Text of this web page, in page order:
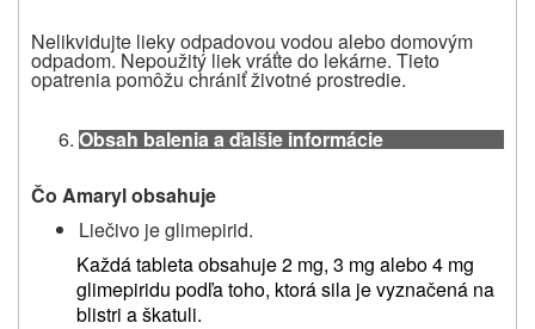
Nelikvidujte lieky odpadovou vodou alebo domovým
odpadom. Nepoužitý liek vráťte do lekárne. Tieto
opatrenia pomôžu chrániť životné prostredie.
Obsah balenia a ďalšie informácie
Čo Amaryl obsahuje
Liečivo je glimepirid.
Každá tableta obsahuje 2 mg, 3 mg alebo 4 mg
glimepiridu podľa toho, ktorá sila je vyznačená na
blistri a škatuli.